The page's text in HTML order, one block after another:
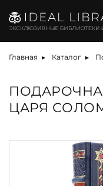
Главная Каталог
ЦАРЯ